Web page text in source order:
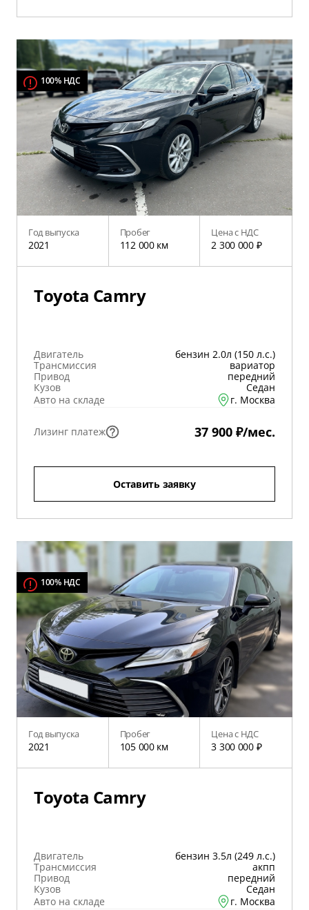
100% НДС
Год выпуска
2021
Пробег
112 000 км
Цена с НДС
2 300 000 ₽
Toyota Camry
Двигатель
бензин 2.0л (150 л.с.)
Трансмиссия
вариатор
Привод
передний
Кузов
Седан
Авто на складе
г. Москва
Лизинг платеж 37 900 ₽/мес.
Оставить заявку
100% НДС
Год выпуска
2021
Пробег
105 000 км
Цена с НДС
3 300 000 ₽
Toyota Camry
Двигатель
бензин 3.5л (249 л.с.)
Трансмиссия
акпп
Привод
передний
Кузов
Седан
Авто на складе
г. Москва